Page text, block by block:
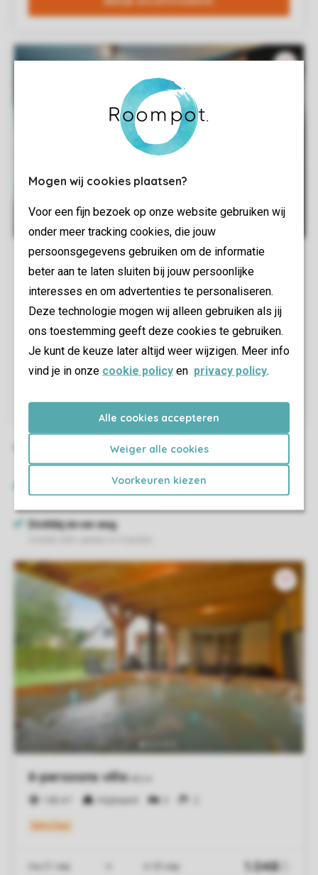
Mogen wij cookies plaatsen?
Voor een fijn bezoek op onze website gebruiken wij
onder meer tracking cookies, die jouw
persoonsgegevens gebruiken om de informatie
beter aan te laten sluiten bij jouw persoonlijke
interesses en om advertenties te personaliseren.
Deze technologie mogen wij alleen gebruiken als jij
ons toestemming geeft deze cookies te gebruiken.
Je kunt de keuze later altijd weer wijzigen. Meer info
vind je in onze cookie policy en privacy policy.
Alle cookies accepteren
Weiger alle cookies
Voorkeuren kiezen